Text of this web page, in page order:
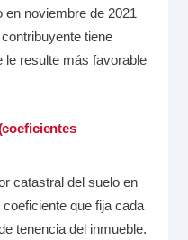
en noviembre de 2021
tiene
le resulte más favorable
catastral del suelo en
que fija cada
tenencia del inmueble.